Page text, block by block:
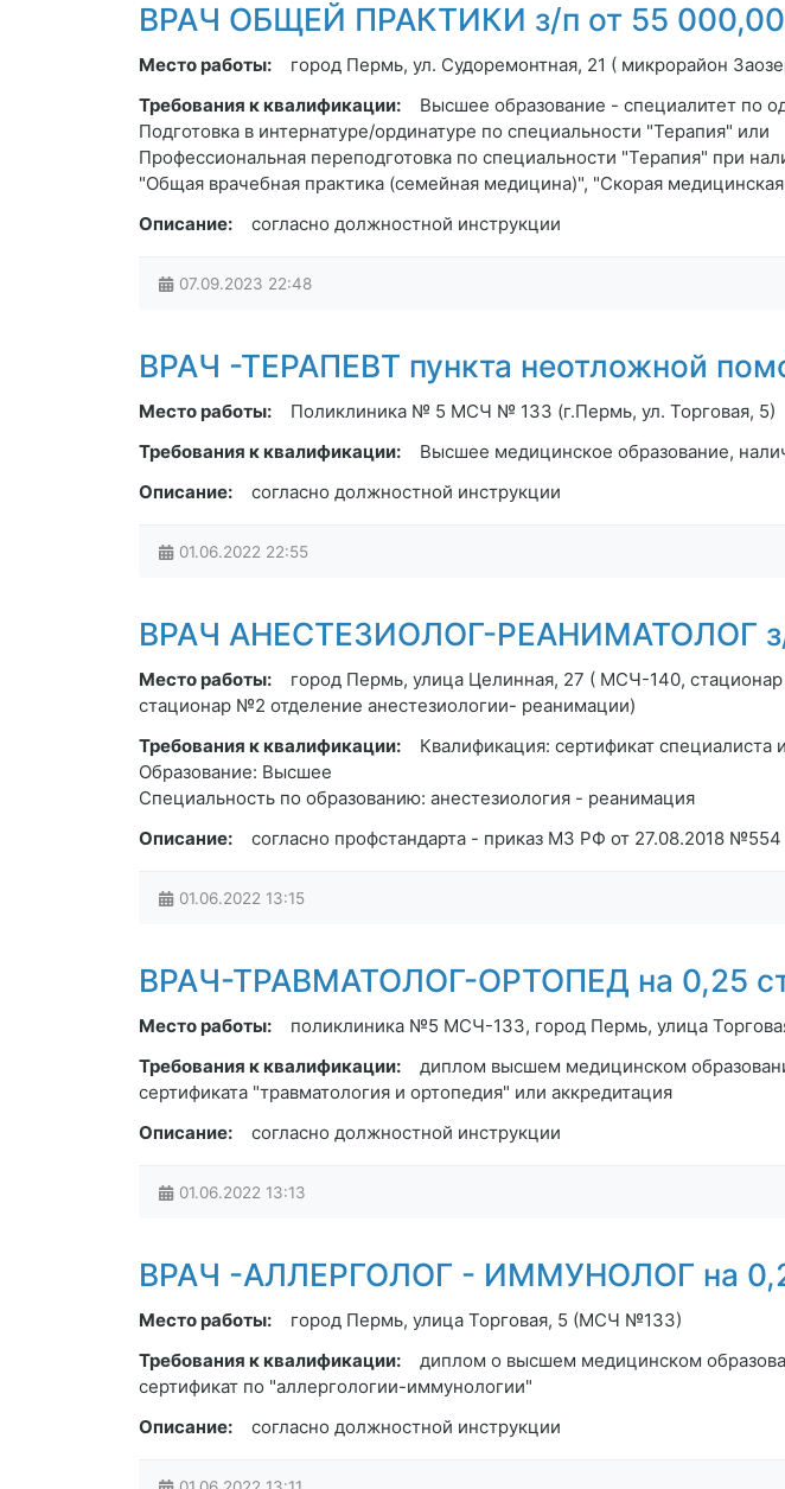
ВРАЧ ОБЩЕЙ ПРАКТИКИ з/п от 55 000,00
Место работы:
город Пермь, ул. Судоремонтная, 21 ( микрорайон
Требования к квалификации:
Высшее образование - специалитет по
Подготовка в интернатуре/ординатуре по специальности "Терапия" или
Профессиональная переподготовка по специальности "Терапия" при
"Общая врачебная практика (семейная медицина)", "Скорая
Описание:
согласно должностной инструкции
07.09.2023 22:48
ВРАЧ -ТЕРАПЕВТ пункта неотложной
Место работы:
Поликлиника № 5 МСЧ № 133 (г.Пермь, ул. Торговая, 5)
Требования к квалификации:
Высшее медицинское образование,
Описание:
согласно должностной инструкции
01.06.2022 22:55
ВРАЧ АНЕСТЕЗИОЛОГ-РЕАНИМАТОЛОГ з/
Место работы:
город Пермь, улица Целинная, 27 ( МСЧ-140,
стационар №2 отделение анестезиологии- реанимации)
Требования к квалификации:
Квалификация: сертификат специалиста
Образование: Высшее
Специальность по образованию: анестезиология - реанимация
Описание:
согласно профстандарта - приказ МЗ РФ от 27.08.2018 №554
01.06.2022 13:15
ВРАЧ-ТРАВМАТОЛОГ-ОРТОПЕД на 0,25
Место работы:
поликлиника №5 МСЧ-133, город Пермь, улица
Требования к квалификации:
диплом высшем медицинском
сертификата "травматология и ортопедия" или аккредитация
Описание:
согласно должностной инструкции
01.06.2022 13:13
ВРАЧ -АЛЛЕРГОЛОГ - ИММУНОЛОГ на
Место работы:
город Пермь, улица Торговая, 5 (МСЧ №133)
Требования к квалификации:
диплом о высшем медицинском
сертификат по "аллергологии-иммунологии"
Описание:
согласно должностной инструкции